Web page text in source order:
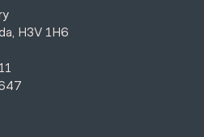
H3V 1H6